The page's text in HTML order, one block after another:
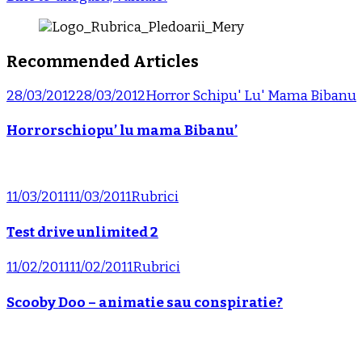
Recommended Articles
28/03/201228/03/2012Horror Schipu' Lu' Mama Bibanu
Horrorschiopu’ lu mama Bibanu’
11/03/201111/03/2011Rubrici
Test drive unlimited 2
11/02/201111/02/2011Rubrici
Scooby Doo – animatie sau conspiratie?